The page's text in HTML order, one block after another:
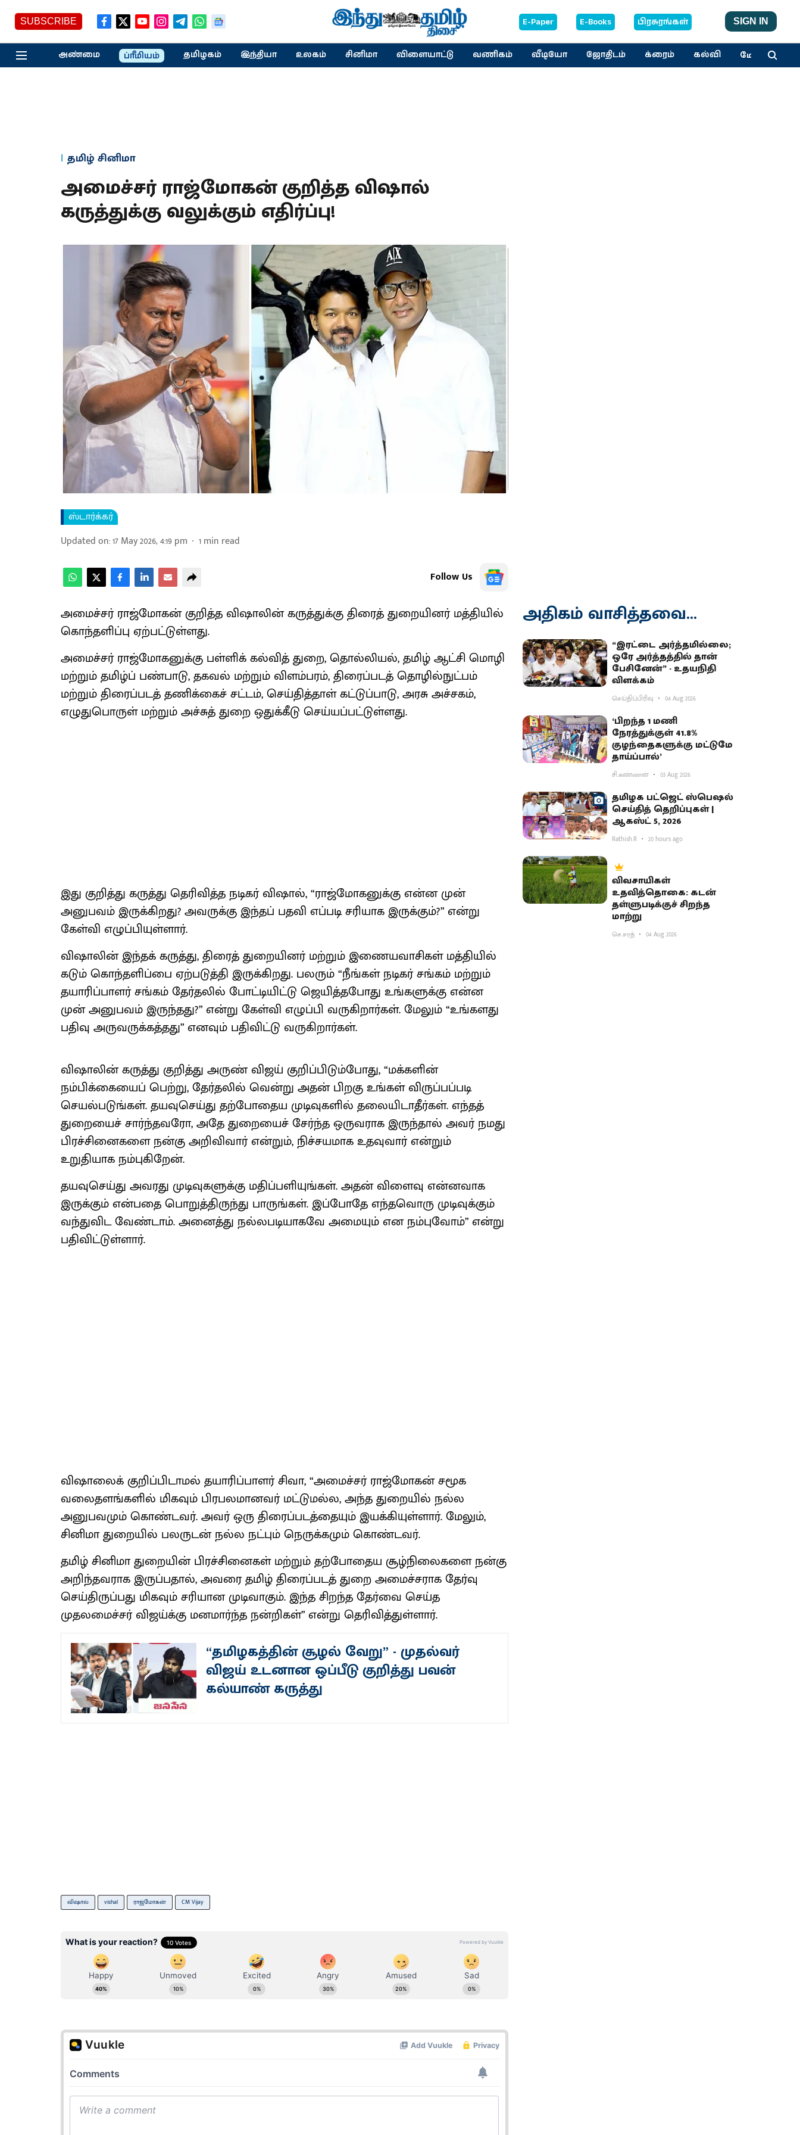
SUBSCRIBE E-Paper E-Books பிரசுரங்கள் SIGN IN
அண்மை ப்ரீமியம் தமிழகம் இந்தியா உலகம் சினிமா விளையாட்டு வணிகம் வீடியோ ஜோதிடம் க்ரைம் கல்வி மேலும்
தமிழ் சினிமா
அமைச்சர் ராஜ்மோகன் குறித்த விஷால்
கருத்துக்கு வலுக்கும் எதிர்ப்பு!
ஸ்டார்க்கர்
Updated on:17 May 2026, 4:19 pm 1min read
Follow Us
அமைச்சர் ராஜ்மோகன் குறித்த விஷாலின் கருத்துக்கு திரைத் துறையினர் மத்தியில்
கொந்தளிப்பு ஏற்பட்டுள்ளது.
அமைச்சர் ராஜ்மோகனுக்கு பள்ளிக் கல்வித் துறை, தொல்லியல், தமிழ் ஆட்சி மொழி
மற்றும் தமிழ்ப் பண்பாடு, தகவல் மற்றும் விளம்பரம், திரைப்படத் தொழில்நுட்பம்
மற்றும் திரைப்படத் தணிக்கைச் சட்டம், செய்தித்தாள் கட்டுப்பாடு, அரசு அச்சகம்,
எழுதுபொருள் மற்றும் அச்சுத் துறை ஒதுக்கீடு செய்யப்பட்டுள்ளது.
இது குறித்து கருத்து தெரிவித்த நடிகர் விஷால், “ராஜ்மோகனுக்கு என்ன முன்
அனுபவம் இருக்கிறது? அவருக்கு இந்தப் பதவி எப்படி சரியாக இருக்கும்?” என்று
கேள்வி எழுப்பியுள்ளார்.
விஷாலின் இந்தக் கருத்து, திரைத் துறையினர் மற்றும் இணையவாசிகள் மத்தியில்
கடும் கொந்தளிப்பை ஏற்படுத்தி இருக்கிறது. பலரும் “நீங்கள் நடிகர் சங்கம் மற்றும்
தயாரிப்பாளர் சங்கம் தேர்தலில் போட்டியிட்டு ஜெயித்தபோது உங்களுக்கு என்ன
முன் அனுபவம் இருந்தது?” என்று கேள்வி எழுப்பி வருகிறார்கள். மேலும் “உங்களது
பதிவு அருவருக்கத்தது” எனவும் பதிவிட்டு வருகிறார்கள்.
விஷாலின் கருத்து குறித்து அருண் விஜய் குறிப்பிடும்போது, “மக்களின்
நம்பிக்கையைப் பெற்று, தேர்தலில் வென்று அதன் பிறகு உங்கள் விருப்பப்படி
செயல்படுங்கள். தயவுசெய்து தற்போதைய முடிவுகளில் தலையிடாதீர்கள். எந்தத்
துறையைச் சார்ந்தவரோ, அதே துறையைச் சேர்ந்த ஒருவராக இருந்தால் அவர் நமது
பிரச்சினைகளை நன்கு அறிவிவார் என்றும், நிச்சயமாக உதவுவார் என்றும்
உறுதியாக நம்புகிறேன்.
தயவுசெய்து அவரது முடிவுகளுக்கு மதிப்பளியுங்கள். அதன் விளைவு என்னவாக
இருக்கும் என்பதை பொறுத்திருந்து பாருங்கள். இப்போதே எந்தவொரு முடிவுக்கும்
வந்துவிட வேண்டாம். அனைத்து நல்லபடியாகவே அமையும் என நம்புவோம்” என்று
பதிவிட்டுள்ளார்.
விஷாலைக் குறிப்பிடாமல் தயாரிப்பாளர் சிவா, “அமைச்சர் ராஜ்மோகன் சமூக
வலைதளங்களில் மிகவும் பிரபலமானவர் மட்டுமல்ல, அந்த துறையில் நல்ல
அனுபவமும் கொண்டவர். அவர் ஒரு திரைப்படத்தையும் இயக்கியுள்ளார். மேலும்,
சினிமா துறையில் பலருடன் நல்ல நட்பும் நெருக்கமும் கொண்டவர்.
தமிழ் சினிமா துறையின் பிரச்சினைகள் மற்றும் தற்போதைய சூழ்நிலைகளை நன்கு
அறிந்தவராக இருப்பதால், அவரை தமிழ் திரைப்படத் துறை அமைச்சராக தேர்வு
செய்திருப்பது மிகவும் சரியான முடிவாகும். இந்த சிறந்த தேர்வை செய்த
முதலமைச்சர் விஜய்க்கு மனமார்ந்த நன்றிகள்” என்று தெரிவித்துள்ளார்.
“தமிழகத்தின் சூழல் வேறு” - முதல்வர்
விஜய் உடனான ஒப்பீடு குறித்து பவன்
கல்யாண் கருத்து
விஷால் vishal ராஜ்மோகன் CM Vijay
அதிகம் வாசித்தவை...
“இரட்டை அர்த்தமில்லை;
ஒரே அர்த்தத்தில் தான்
பேசினேன்” - உதயநிதி
விளக்கம்
செய்திப்பிரிவு 04 Aug 2026
‘பிறந்த 1 மணி
நேரத்துக்குள் 41.8%
குழந்தைகளுக்கு மட்டுமே
தாய்ப்பால்’
சி.கண்ணன் 03 Aug 2026
தமிழக பட்ஜெட் ஸ்பெஷல்
செய்தித் தெறிப்புகள் |
ஆகஸ்ட் 5, 2026
Rathish.R 20 hours ago
விவசாயிகள்
உதவித்தொகை: கடன்
தள்ளுபடிக்குச் சிறந்த
மாற்று
செ.சரத் 04 Aug 2026